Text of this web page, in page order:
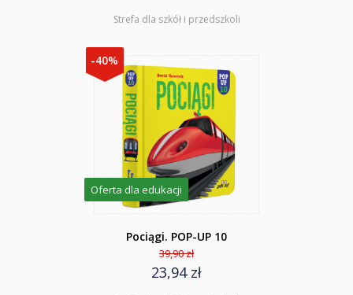
Strefa dla szkół i przedszkoli
-40%
Oferta dla edukacji
Pociągi. POP-UP 10
39,90 zł
23,94 zł